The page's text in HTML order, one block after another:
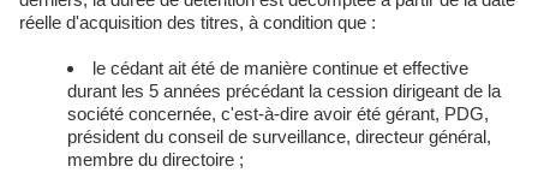
réelle d'acquisition des titres, à condition que :
le cédant ait été de manière continue et effective
durant les 5 années précédant la cession dirigeant de la
société concernée, c'est-à-dire avoir été gérant, PDG,
président du conseil de surveillance, directeur général,
membre du directoire ;